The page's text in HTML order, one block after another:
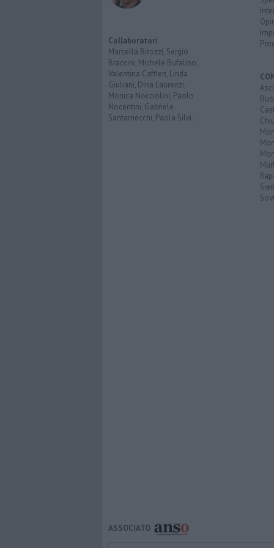
Collaboratori
Marcella Bitozzi, Sergio
Braccini, Michele Bufalino,
Valentina Caffieri, Linda
Giuliani, Dina Laurenzi,
Monica Nocciolini, Paolo
Nocentini, Gabriele
Santarnecchi, Paola Silvi.
ASSOCIATO